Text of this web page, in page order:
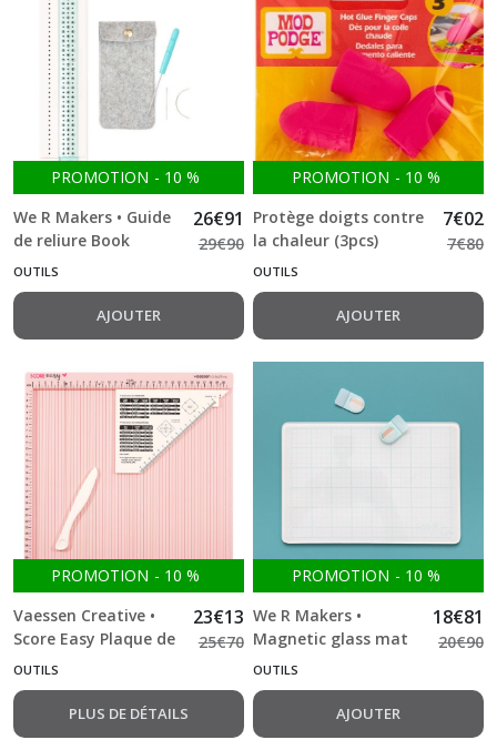
PROMOTION - 10 %
We R Makers • Guide
de reliure Book
binding guide
26€91
29€90
OUTILS
AJOUTER
PROMOTION - 10 %
Protège doigts contre
la chaleur (3pcs)
7€02
7€80
OUTILS
AJOUTER
PROMOTION - 10 %
Vaessen Creative •
Score Easy Plaque de
Rainurage CM Rose
23€13
25€70
OUTILS
PLUS DE DÉTAILS
PROMOTION - 10 %
We R Makers •
Magnetic glass mat
18€81
20€90
OUTILS
AJOUTER